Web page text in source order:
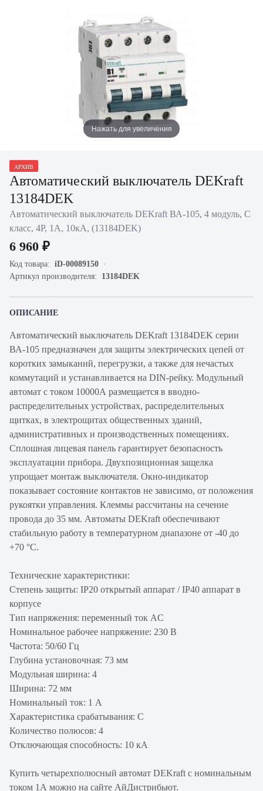
Нажать для увеличения
АРХИВ
Автоматический выключатель DEKraft
13184DEK
Автоматический выключатель DEKraft ВА-105, 4 модуль, C
класс, 4P, 1А, 10кА, (13184DEK)
6 960 ₽
Код товара: iD-00089150
Артикул производителя: 13184DEK
ОПИСАНИЕ
Автоматический выключатель DEKraft 13184DEK серии
ВА-105 предназначен для защиты электрических цепей от
коротких замыканий, перегрузки, а также для нечастых
коммутаций и устанавливается на DIN-рейку. Модульный
автомат с током 10000А размещается в вводно-
распределительных устройствах, распределительных
щитках, в электрощитах общественных зданий,
административных и производственных помещениях.
Сплошная лицевая панель гарантирует безопасность
эксплуатации прибора. Двухпозиционная защелка
упрощает монтаж выключателя. Окно-индикатор
показывает состояние контактов не зависимо, от положения
рукоятки управления. Клеммы рассчитаны на сечение
провода до 35 мм. Автоматы DEKraft обеспечивают
стабильную работу в температурном диапазоне от -40 до
+70 °С.
Технические характеристики:
Степень защиты: IP20 открытый аппарат / IP40 аппарат в
корпусе
Тип напряжения: переменный ток AC
Номинальное рабочее напряжение: 230 В
Частота: 50/60 Гц
Глубина установочная: 73 мм
Модульная ширина: 4
Ширина: 72 мм
Номинальный ток: 1 А
Характеристика срабатывания: С
Количество полюсов: 4
Отключающая способность: 10 кА
Купить четырехполюсный автомат DEKraft с номинальным
током 1А можно на сайте АйДистрибьют.